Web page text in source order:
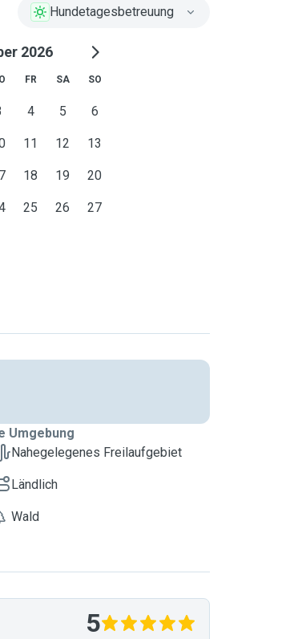
Hundetagesbetreuung
2026
FR SA SO
4 5 6
11 12 13
18 19 20
25 26 27
Umgebung
Nahegelegenes Freilaufgebiet
Ländlich
Wald
5